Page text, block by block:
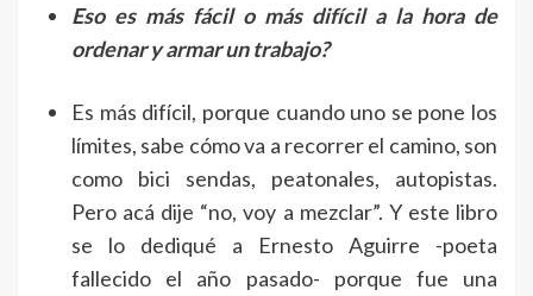
Eso es más fácil o más difícil a la hora de
ordenar y armar un trabajo?
Es más difícil, porque cuando uno se pone los
límites, sabe cómo va a recorrer el camino, son
como bici sendas, peatonales, autopistas.
Pero acá dije “no, voy a mezclar”. Y este libro
se lo dediqué a Ernesto Aguirre -poeta
fallecido el año pasado- porque fue una